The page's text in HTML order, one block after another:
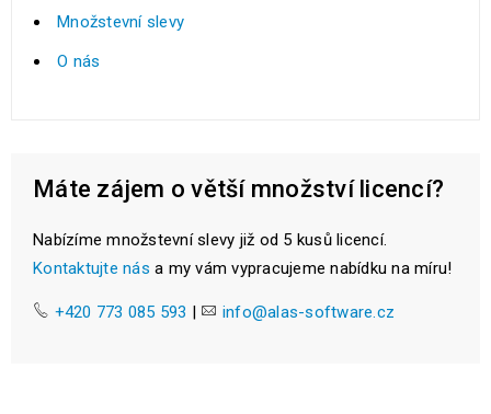
Množstevní slevy
O nás
Máte zájem o větší množství licencí?
Nabízíme množstevní slevy již od 5 kusů licencí.
Kontaktujte nás a my vám vypracujeme nabídku na míru!
+420 773 085 593 | info@alas-software.cz